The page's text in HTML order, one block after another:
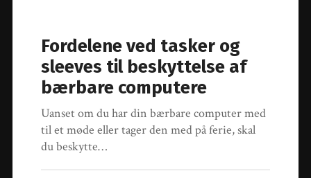
Fordelene ved tasker og
sleeves til beskyttelse af
bærbare computere
Uanset om du har din bærbare computer med
til et møde eller tager den med på ferie, skal
du beskytte…